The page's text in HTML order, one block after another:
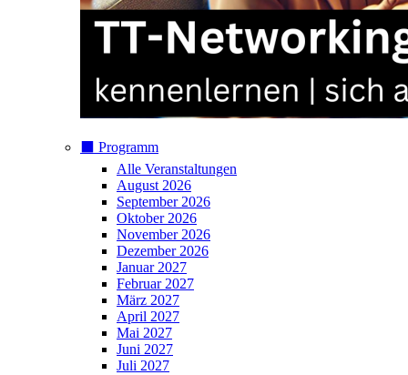
⬛️ Programm
Alle Veranstaltungen
August 2026
September 2026
Oktober 2026
November 2026
Dezember 2026
Januar 2027
Februar 2027
März 2027
April 2027
Mai 2027
Juni 2027
Juli 2027